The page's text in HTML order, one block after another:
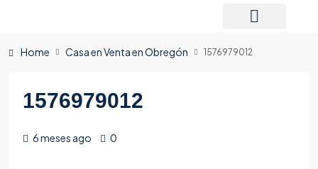
Home Casa en Venta en Obregón 1576979012
1576979012
6 meses ago 0